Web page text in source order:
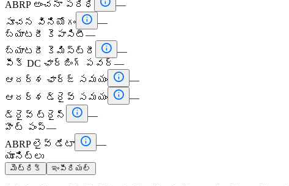
ABRP అంచనా పరిధి
—
సూచన వినియోగం  —
బ్యాటరీ కెపాసిటీ —
బ్యాటరీ కెమిస్ట్రీ
 —
పీక్ DC ఛార్జింగ్ పవర్ —
ఆదర్శ ఛార్జ్ సమయం  —
ఆదర్శ డ్రైవ్ సమయం  —
డ్రైవ్ ట్రైన్
 —
హీట్ పంప్—
ABRP లైవ్ డేటా  —
యూనిట్లు
మెట్రిక్ ఇంపీరియల్